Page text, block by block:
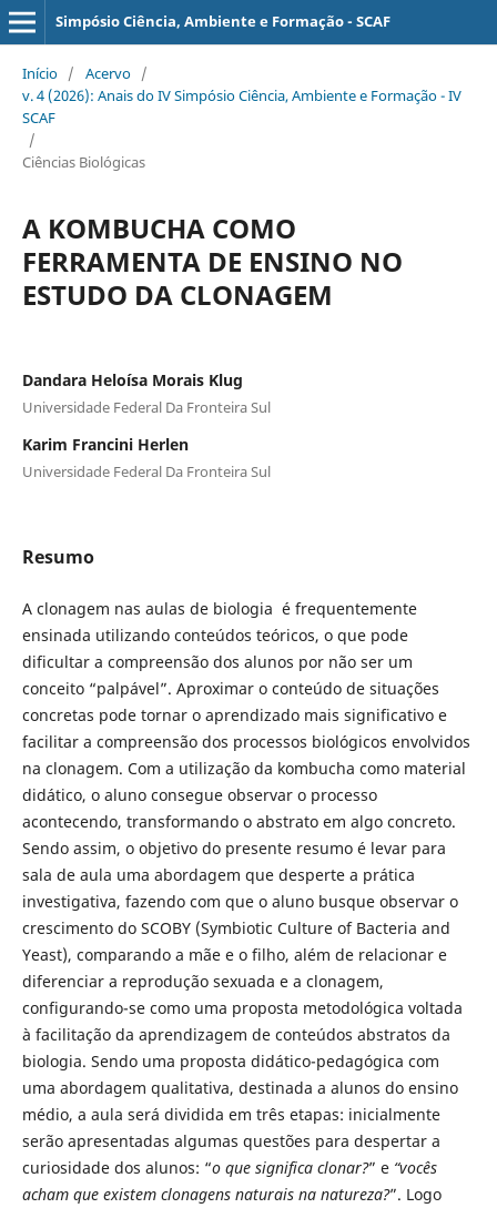
Simpósio Ciência, Ambiente e Formação - SCAF
Início / Acervo /
v. 4 (2026): Anais do IV Simpósio Ciência, Ambiente e Formação - IV
SCAF
/
Ciências Biológicas
A KOMBUCHA COMO
FERRAMENTA DE ENSINO NO
ESTUDO DA CLONAGEM
Dandara Heloísa Morais Klug
Universidade Federal Da Fronteira Sul
Karim Francini Herlen
Universidade Federal Da Fronteira Sul
Resumo
A clonagem nas aulas de biologia é frequentemente
ensinada utilizando conteúdos teóricos, o que pode
dificultar a compreensão dos alunos por não ser um
conceito “palpável”. Aproximar o conteúdo de situações
concretas pode tornar o aprendizado mais significativo e
facilitar a compreensão dos processos biológicos envolvidos
na clonagem. Com a utilização da kombucha como material
didático, o aluno consegue observar o processo
acontecendo, transformando o abstrato em algo concreto.
Sendo assim, o objetivo do presente resumo é levar para
sala de aula uma abordagem que desperte a prática
investigativa, fazendo com que o aluno busque observar o
crescimento do SCOBY (Symbiotic Culture of Bacteria and
Yeast), comparando a mãe e o filho, além de relacionar e
diferenciar a reprodução sexuada e a clonagem,
configurando-se como uma proposta metodológica voltada
à facilitação da aprendizagem de conteúdos abstratos da
biologia. Sendo uma proposta didático-pedagógica com
uma abordagem qualitativa, destinada a alunos do ensino
médio, a aula será dividida em três etapas: inicialmente
serão apresentadas algumas questões para despertar a
curiosidade dos alunos: “o que significa clonar?” e “vocês
acham que existem clonagens naturais na natureza?”. Logo